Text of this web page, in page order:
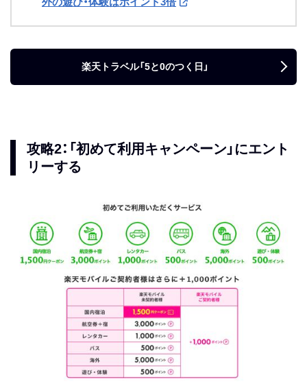
楽天トラベル「5と0のつく日」
攻略2：「初めて利用キャンペーン」にエント
リーする